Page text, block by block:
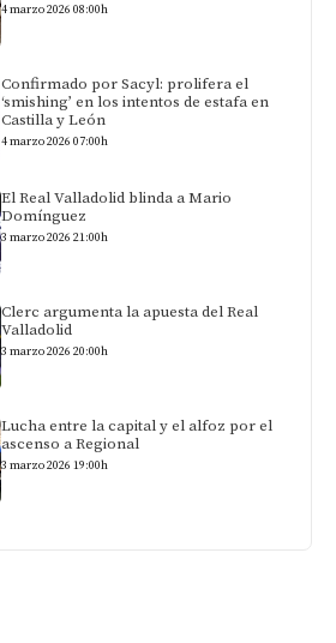
4 marzo 2026 08:00h
Confirmado por Sacyl: prolifera el
‘smishing’ en los intentos de estafa en
Castilla y León
4 marzo 2026 07:00h
El Real Valladolid blinda a Mario
Domínguez
3 marzo 2026 21:00h
Clerc argumenta la apuesta del Real
Valladolid
3 marzo 2026 20:00h
Lucha entre la capital y el alfoz por el
ascenso a Regional
3 marzo 2026 19:00h